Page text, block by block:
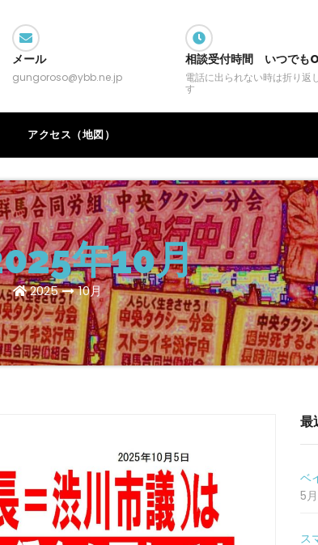
メール
gungoroso@ybb.ne.jp
相談受付時間 いつでも
電話に出られない時は折り返
す
アクセス（地図）
年10月
2025 10月
最
ベ
5
ス